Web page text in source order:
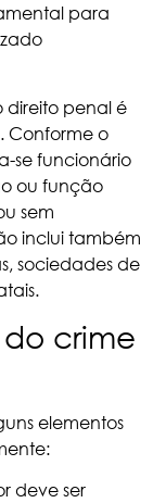
para
direito penal é
Conforme o
se funcionário
ou função
sem
inclui também
sociedades de
do crime
elementos
deve ser